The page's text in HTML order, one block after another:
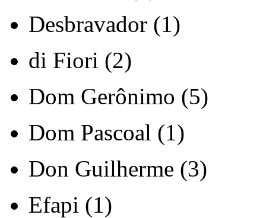
Desbravador (1)
di Fiori (2)
Dom Gerônimo (5)
Dom Pascoal (1)
Don Guilherme (3)
Efapi (1)